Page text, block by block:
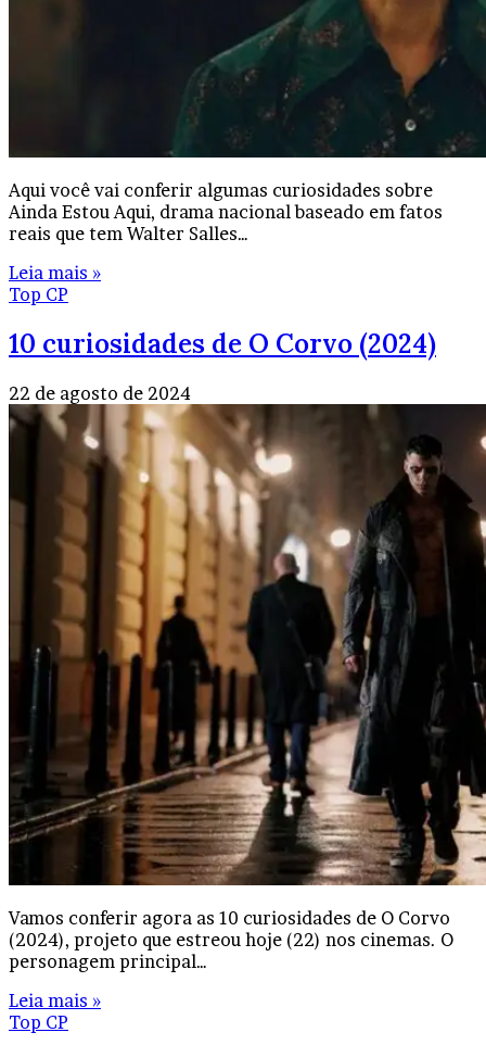
Aqui você vai conferir algumas curiosidades sobre
Ainda Estou Aqui, drama nacional baseado em fatos
reais que tem Walter Salles…
Leia mais »
Top CP
10 curiosidades de O Corvo (2024)
22 de agosto de 2024
Vamos conferir agora as 10 curiosidades de O Corvo
(2024), projeto que estreou hoje (22) nos cinemas. O
personagem principal…
Leia mais »
Top CP